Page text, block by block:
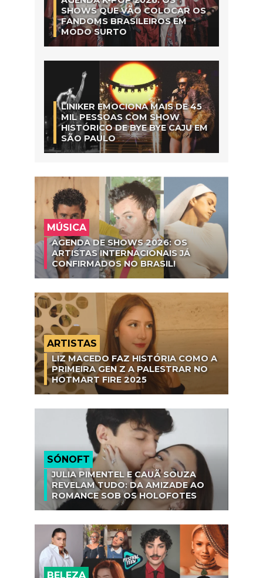
SHOWS QUE VÃO COLOCAR OS
FANDOMS BRASILEIROS EM
MODO SURTO
LINIKER EMOCIONA MAIS DE 45
MIL PESSOAS COM SHOW
HISTÓRICO DE BYE BYE CAJU EM
SÃO PAULO
MÚSICA
AGENDA DE SHOWS 2026: OS
ARTISTAS INTERNACIONAIS JÁ
CONFIRMADOS NO BRASIL!
ARTISTAS
LIZ MACEDO FAZ HISTÓRIA COMO A
PRIMEIRA GEN Z A PALESTRAR NO
HOTMART FIRE 2025
SÓNOFT
JULIA PIMENTEL E CAUÃ SOUZA
REVELAM TUDO: DA AMIZADE AO
ROMANCE SOB OS HOLOFOTES
BELEZA